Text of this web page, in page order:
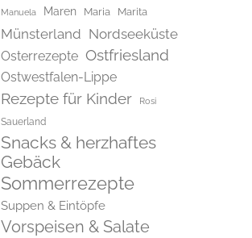
Manuela Maren Maria Marita
Münsterland Nordseeküste
Osterrezepte Ostfriesland
Ostwestfalen-Lippe
Rezepte für Kinder
Rosi
Sauerland
Snacks & herzhaftes
Gebäck
Sommerrezepte
Suppen & Eintöpfe
Vorspeisen & Salate